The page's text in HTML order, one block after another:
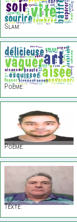
Slam:
Poème:
Poème:
Texte: